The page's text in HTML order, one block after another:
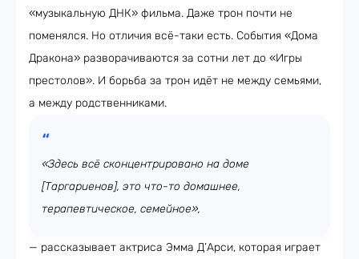
«музыкальную ДНК» фильма. Даже трон почти не
поменялся. Но отличия всё-таки есть. События «Дома
Дракона» разворачиваются за сотни лет до «Игры
престолов». И борьба за трон идёт не между семьями,
а между родственниками.
«Здесь всё сконцентрировано на доме
[Таргариенов], это что-то домашнее,
терапевтическое, семейное»,
— рассказывает актриса Эмма Д’Арси, которая играет